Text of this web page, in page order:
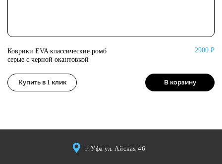
Коврики EVA классические ромб
серые с черной окантовкой
2900 ₽
Купить в 1 клик В корзину
г. Уфа ул. Айская 46